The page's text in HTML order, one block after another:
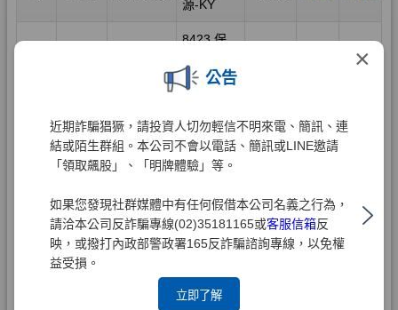
×
公告
近期詐騙猖獗，請投資人切勿輕信不明來電、簡訊、連
結或陌生群組。本公司不會以電話、簡訊或LINE邀請
「領取飆股」、「明牌體驗」等。
如果您發現社群媒體中有任何假借本公司名義之行為，
請洽本公司反詐騙專線(02)35181165或客服信箱反
映，或撥打內政部警政署165反詐騙諮詢專線，以免權
益受損。
立即了解